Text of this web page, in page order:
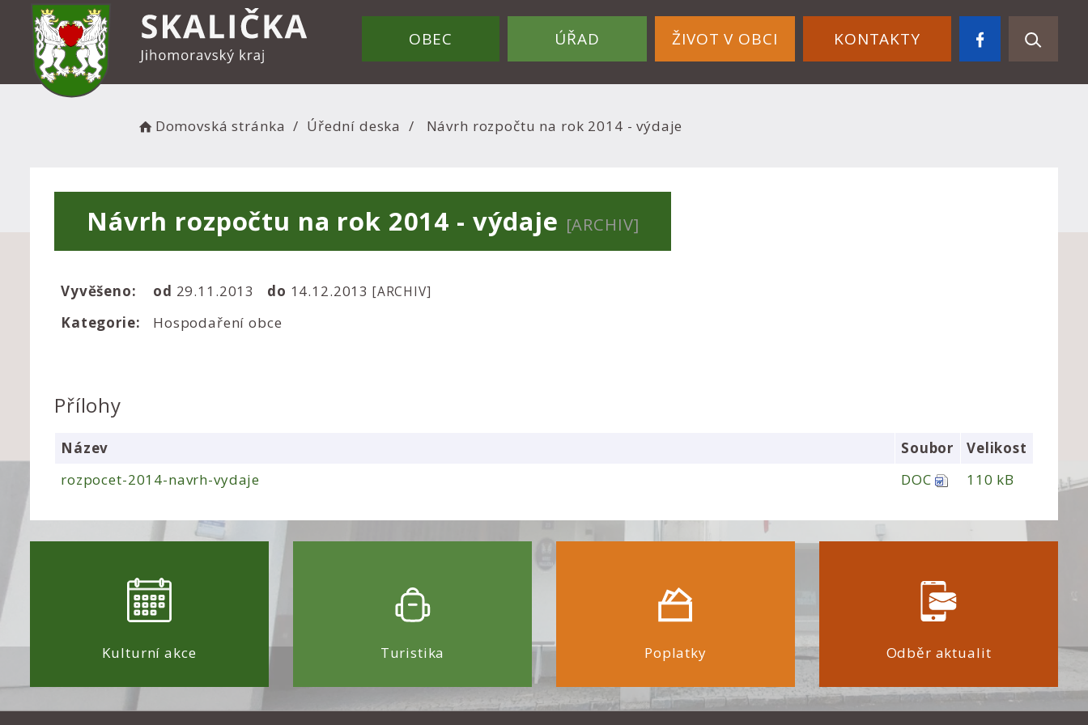
OBEC ÚŘAD ŽIVOT V OBCI KONTAKTY
Domovská stránka Úřední deska Návrh rozpočtu na rok 2014 - výdaje
Návrh rozpočtu na rok 2014 - výdaje [ARCHIV]
Vyvěšeno: od 29.11.2013 do 14.12.2013 [ARCHIV]
Kategorie: Hospodaření obce
Přílohy
Název Soubor
Velikost
rozpocet-2014-navrh-vydaje
DOC 110 kB
Kulturní akce Turistika Poplatky Odběr aktualit